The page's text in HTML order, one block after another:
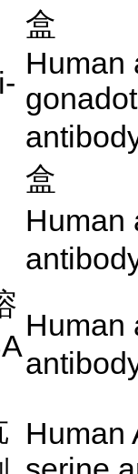
盒
Human
盒
Human
Human
Human